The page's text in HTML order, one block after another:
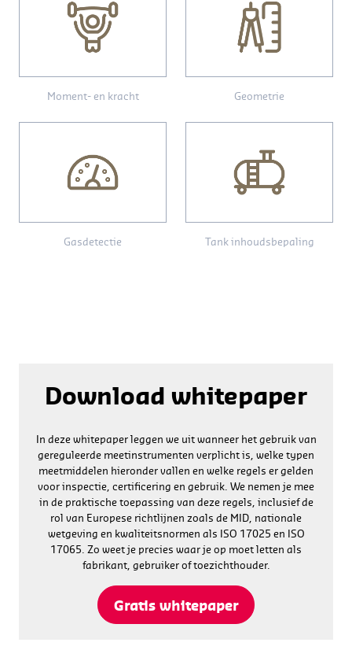
Moment- en kracht Geometrie
Gasdetectie Tank inhoudsbepaling
Download whitepaper
In deze whitepaper leggen we uit wanneer het gebruik van
gereguleerde meetinstrumenten verplicht is, welke typen
meetmiddelen hieronder vallen en welke regels er gelden
voor inspectie, certificering en gebruik. We nemen je mee
in de praktische toepassing van deze regels, inclusief de
rol van Europese richtlijnen zoals de MID, nationale
wetgeving en kwaliteitsnormen als ISO 17025 en ISO
17065. Zo weet je precies waar je op moet letten als
fabrikant, gebruiker of toezichthouder.
Gratis whitepaper